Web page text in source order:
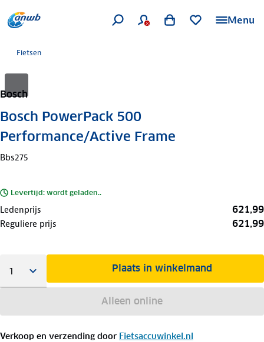
Menu
Fietsen
Bosch
Bosch PowerPack 500
Performance/Active Frame
Bbs275
Levertijd: wordt geladen..
Ledenprijs 621,99
Reguliere prijs 621,99
Plaats in winkelmand
Alleen online
Verkoop en verzending door Fietsaccuwinkel.nl